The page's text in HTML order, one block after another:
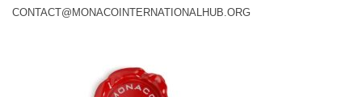
CONTACT@MONACOINTERNATIONALHUB.ORG